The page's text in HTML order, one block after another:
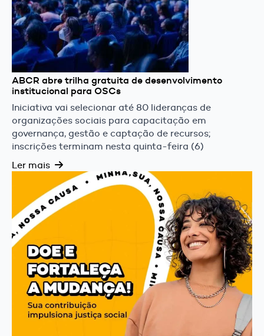
ABCR abre trilha gratuita de desenvolvimento
institucional para OSCs
Iniciativa vai selecionar até 80 lideranças de
organizações sociais para capacitação em
governança, gestão e captação de recursos;
inscrições terminam nesta quinta-feira (6)
Ler mais